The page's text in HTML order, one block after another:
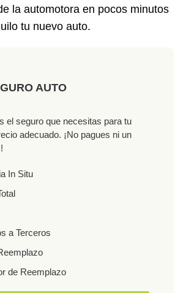
la automotora en pocos minutos
tu nuevo auto.
AUTO
el seguro que necesitas para tu
adecuado. ¡No pagues ni un
In Situ
a Terceros
de Reemplazo